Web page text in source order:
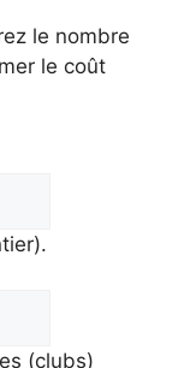
le nombre
le coût
(clubs)